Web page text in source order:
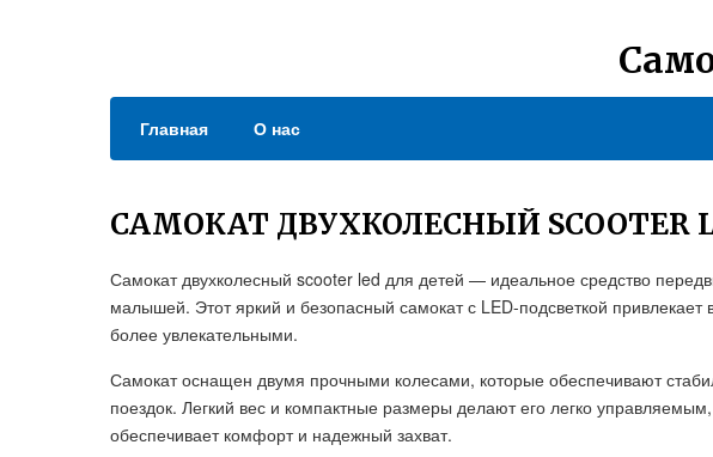
Главная О нас
САМОКАТ ДВУХКОЛЕСНЫЙ SCOOTER
Самокат двухколесный scooter led для детей — идеальное средство
малышей. Этот яркий и безопасный самокат с LED-подсветкой
более увлекательными.
Самокат оснащен двумя прочными колесами, которые обеспечивают
поездок. Легкий вес и компактные размеры делают его легко
обеспечивает комфорт и надежный захват.